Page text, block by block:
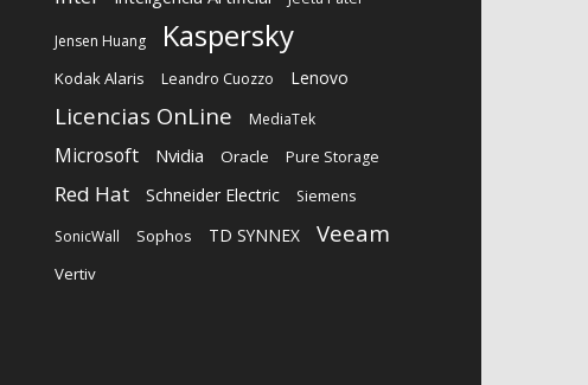
Jensen Huang Kaspersky
Kodak Alaris Leandro Cuozzo Lenovo
Licencias OnLine MediaTek
Microsoft Nvidia Oracle Pure Storage
Red Hat Schneider Electric
Siemens
SonicWall
Sophos TD SYNNEX Veeam
Vertiv